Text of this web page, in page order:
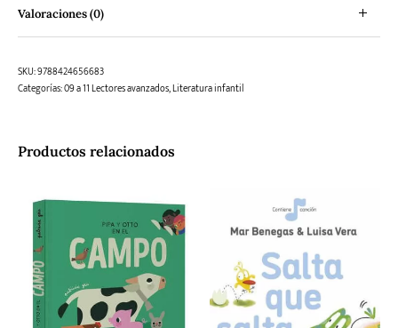
Valoraciones (0)
SKU:9788424656683
Categorías:09 a 11 Lectores avanzados,Literatura infantil
Productos relacionados